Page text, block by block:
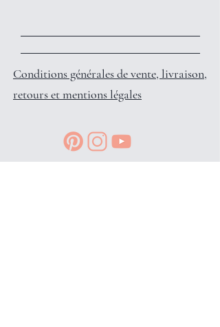
Conditions générales de vente, livraison,
retours et mentions légales